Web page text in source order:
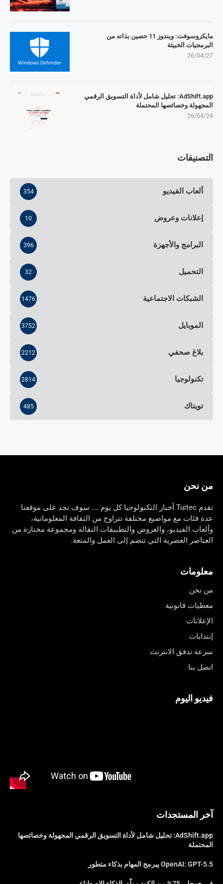
مايكروسوفت: ويندوز 11 حصين بذاته من
البرمجيات الخبيثة
26/04/27
AdShift.app: تحليل شامل لأداة التسويق الرقمي
المجهولة وخصائصها المحتملة
26/04/24
التصنيفات
ألعاب الفيديو 354
إعلانات وعروض 10
البرامج والأجهزة 396
التحميل 32
الشبكات الاجتماعية 1476
الموبايل 3752
بلاغ صحفي 2212
تكنولوجيا 2814
تويتاك 485
من نحن
تقدم Tuitec أخبار التكنولوجيا كل يوم …. سوف تجد على موقعنا
عدة فئات مع مواضيع مختلفة تتراوح من الثقافة المعلوماتية،
وألعاب الفيديو، والعروض والتطبيقات النقالة ومجموعة مختارة من
العناصر العصرية التي تنضم إلى العمل والمتعة.
معلومات
من نحن
معطيات قانونية
الإعلانات
إنتدابات
سرعة تدفق الانترنت
اتصل بنا
فيديو اليوم
آخر المستجدات
AdShift.app: تحليل شامل لأداة التسويق الرقمي المجهولة وخصائصها
المحتملة
OpenAI: GPT-5.5 يبرمج المهام بذكاء متطور